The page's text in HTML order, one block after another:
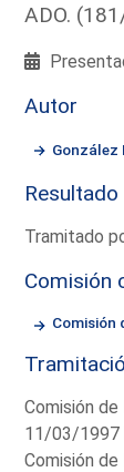
ADO.
Autor
González
Tramitado
Comisión
Comisión
Comisión
11/03/1997
Comisión